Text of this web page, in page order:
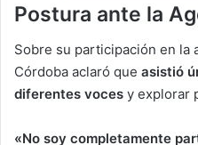
Postura ante la
Sobre su participación en la
Córdoba aclaró que asistió
diferentes voces y explorar
«No soy completamente